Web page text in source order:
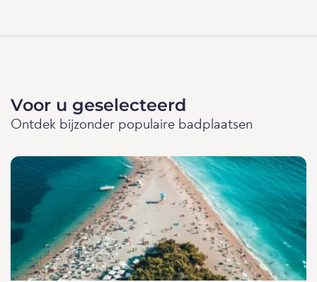
Voor u geselecteerd
Ontdek bijzonder populaire badplaatsen